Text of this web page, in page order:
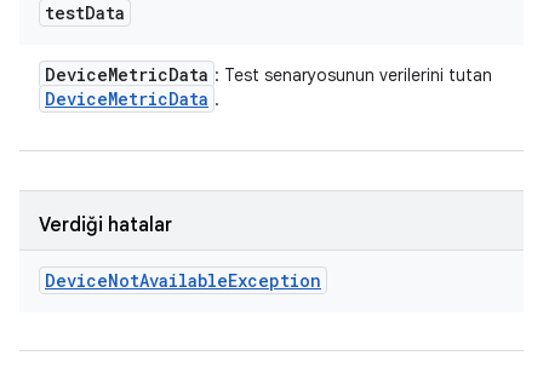
testData
DeviceMetricData : Test senaryosunun verilerini tutan
DeviceMetricData .
Verdiği hatalar
DeviceNotAvailableException